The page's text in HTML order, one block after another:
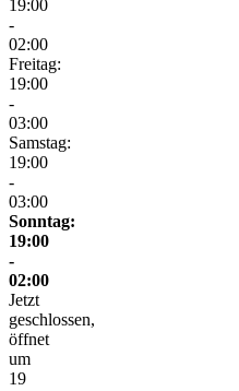
19:00
-
02:00
Freitag:
19:00
-
03:00
Samstag:
19:00
-
03:00
Sonntag:
19:00
-
02:00
Jetzt
geschlossen,
öffnet
um
19